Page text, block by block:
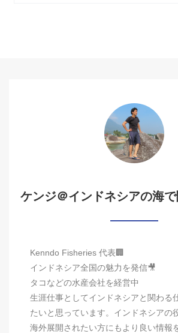
ケンジ＠インドネシアの海
Kenndo Fisheries 代表🏢
インドネシア全国の魅力を発信🎥
タコなどの水産会社を経営中
生涯仕事としてインドネシアと関わる
たいと思っています。インドネシアの
海外展開されたい方にもより良い情報